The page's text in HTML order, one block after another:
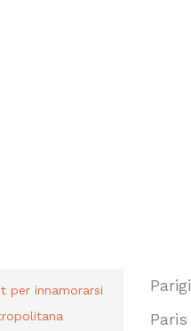
per innamorarsi
Parigi
Paris